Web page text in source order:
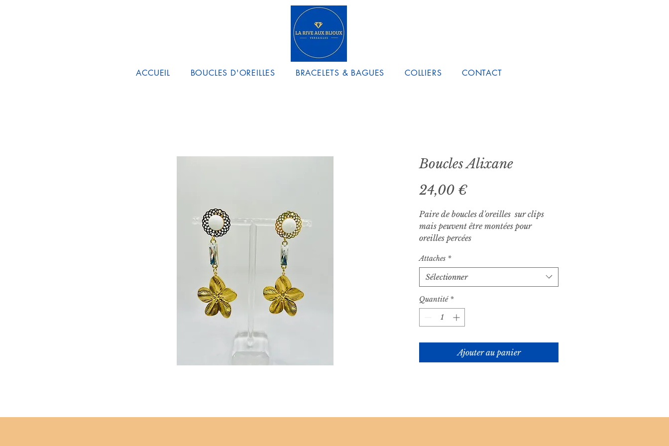
ACCUEIL BOUCLES D'OREILLES BRACELETS & BAGUES COLLIERS CONTACT
Boucles Alixane
24,00 €Prix
Paire de boucles d'oreilles sur clips
mais peuvent être montées pour
oreilles percées
Attaches *
Sélectionner
Quantité *
Ajouter au panier